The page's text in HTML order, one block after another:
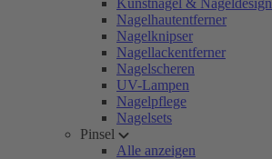
Kunstnägel & Nageldesign
Nagelhautentferner
Nagelknipser
Nagellackentferner
Nagelscheren
UV-Lampen
Nagelpflege
Nagelsets
Pinsel
Alle anzeigen